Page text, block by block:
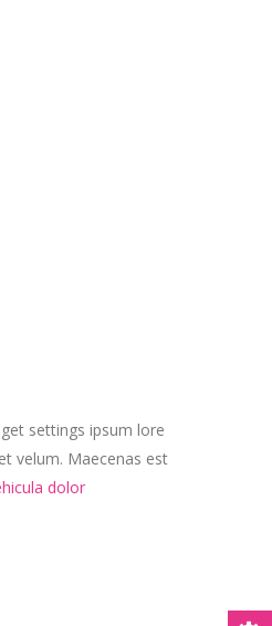
settings ipsum lore
velum. Maecenas est
dolor